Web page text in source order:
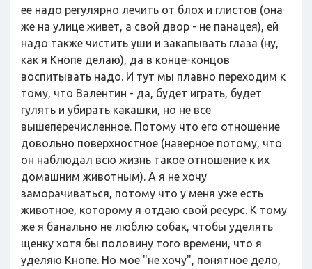
ее надо регулярно лечить от блох и глистов (она
же на улице живет, а свой двор - не панацея), ей
надо также чистить уши и закапывать глаза (ну,
как я Кнопе делаю), да в конце-концов
воспитывать надо. И тут мы плавно переходим к
тому, что Валентин - да, будет играть, будет
гулять и убирать какашки, но не все
вышеперечисленное. Потому что его отношение
довольно поверхностное (наверное потому, что
он наблюдал всю жизнь такое отношение к их
домашним животным). А я не хочу
заморачиваться, потому что у меня уже есть
животное, которому я отдаю свой ресурс. К тому
же я банально не люблю собак, чтобы уделять
щенку хотя бы половину того времени, что я
уделяю Кнопе. Но мое "не хочу", понятное дело,